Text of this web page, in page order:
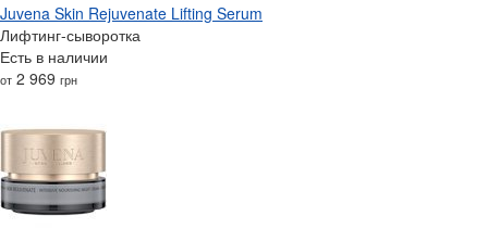
Juvena Skin Rejuvenate Lifting Serum
Лифтинг-сыворотка
Есть в наличии
от 2 969 грн